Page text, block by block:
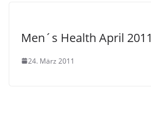
Men´s Health April 2011
24. März 2011